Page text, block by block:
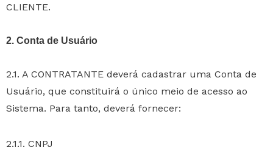
CLIENTE.
2. Conta de Usuário
2.1. A CONTRATANTE deverá cadastrar uma Conta de
Usuário, que constituirá o único meio de acesso ao
Sistema. Para tanto, deverá fornecer:
2.1.1. CNPJ